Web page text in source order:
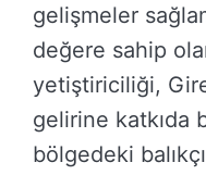
gelişmeler
değere sahip
yetiştiriciliği,
gelirine katkıda
bölgedeki